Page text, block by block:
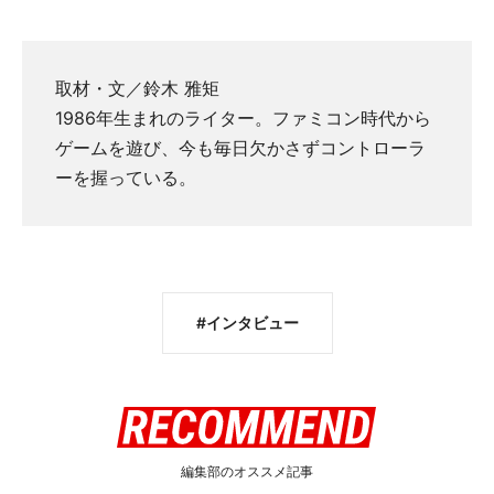
取材・文／鈴木 雅矩
1986年生まれのライター。ファミコン時代から
ゲームを遊び、今も毎日欠かさずコントローラ
ーを握っている。
インタビュー
編集部のオススメ記事